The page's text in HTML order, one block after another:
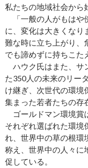
私たちの地域社会から
「一般の人がもはや
に、変化は大きくなり
難な時に立ち上がり、
でも諦めずに持ちこた
ハウク氏はまた、サ
た350人の未来のリー
け継ぎ、次世代の環境
集まった若者たちの存
ゴールドマン環境賞
それぞれ選ばれた環境
れ、世界中の草の根環
称え、世界中の人々に
促している。